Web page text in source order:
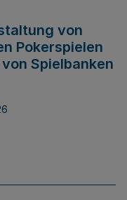
von
Pokerspielen
Spielbanken